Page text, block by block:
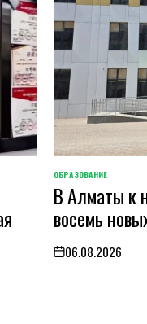
POSTED
IN
ОБРАЗОВАНИЕ
В Алматы к
восемь
on06.08.2026